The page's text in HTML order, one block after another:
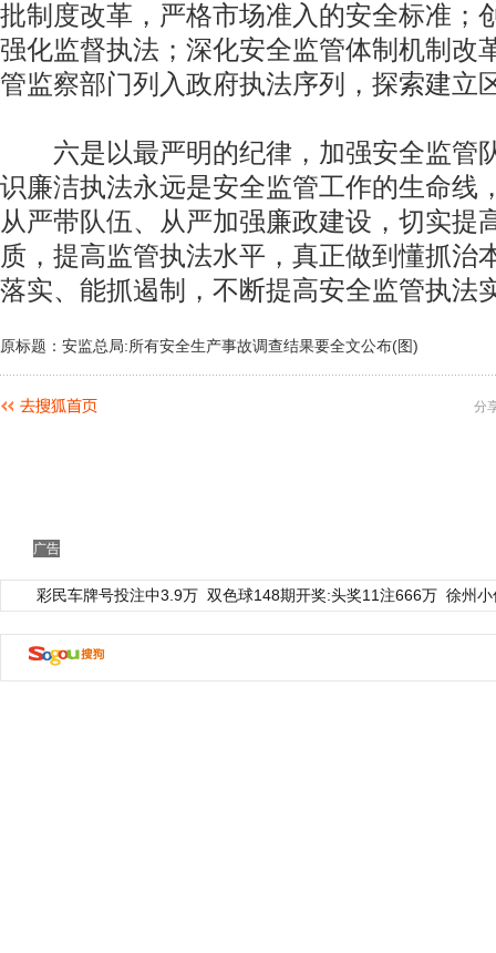
批制度改革，严格市场准入的安全标准；
强化监督执法；深化安全监管体制机制改
管监察部门列入政府执法序列，探索建立
六是以最严明的纪律，加强安全监管
识廉洁执法永远是安全监管工作的生命线
从严带队伍、从严加强廉政建设，切实提
质，提高监管执法水平，真正做到懂抓治
落实、能抓遏制，不断提高安全监管执法
原标题：安监总局:所有安全生产事故调查结果要全文公布(图)
分
广告
彩民车牌号投注中3.9万 双色球148期开奖:头奖11注666万 徐州